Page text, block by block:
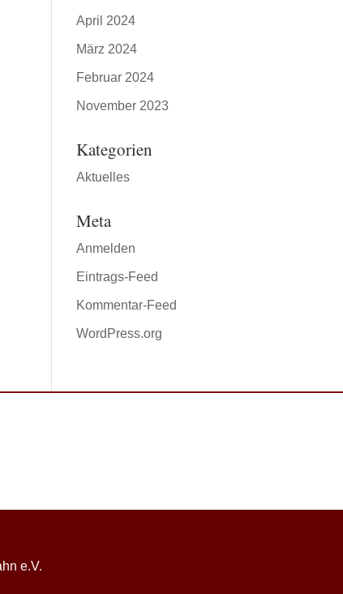
April 2024
März 2024
Februar 2024
November 2023
Kategorien
Aktuelles
Meta
Anmelden
Eintrags-Feed
Kommentar-Feed
WordPress.org
e.V.